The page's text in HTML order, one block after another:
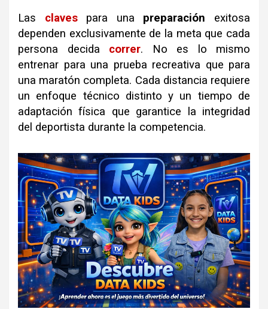
Las clavespara una preparación exitosa
dependen exclusivamente de la meta que cada
persona decida correr. No es lo mismo
entrenar para una prueba recreativa que para
una maratón completa. Cada distancia requiere
un enfoque técnico distinto y un tiempo de
adaptación física que garantice la integridad
del deportista durante la competencia.